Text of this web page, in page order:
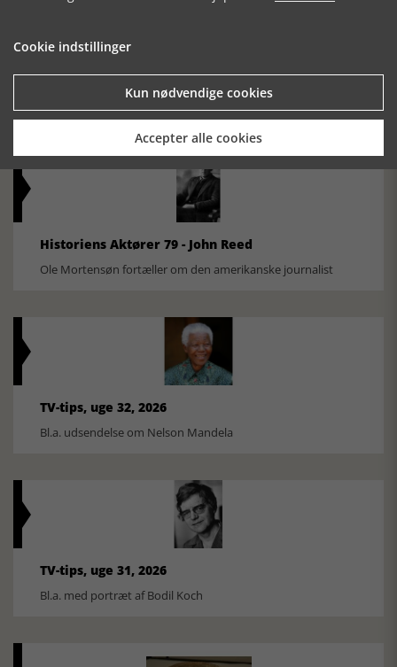
FOBURGH Faaborg Internationale Historie Festival 2026 30.
oktober - 1. november 2026
Historiens Aktører 79 - John Reed
Ole Mortensøn fortæller om den amerikanske journalist
TV-tips, uge 32, 2026
Bl.a. udsendelse om Nelson Mandela
TV-tips, uge 31, 2026
Bl.a. med portræt af Bodil Koch
Cookie indstillinger
Kun nødvendige cookies
Accepter alle cookies